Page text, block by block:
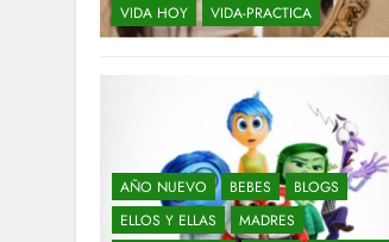
VIDA HOY
VIDA-PRACTICA
AÑO NUEVO BEBES
BLOGS
ELLOS Y ELLAS
MADRES